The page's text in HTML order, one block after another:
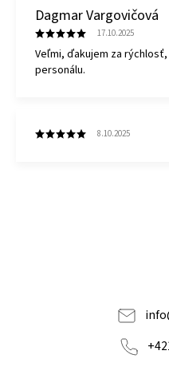
Dagmar Vargovičová
17.10.2025
Veľmi, ďakujem za
personálu.
8.10.2025
info